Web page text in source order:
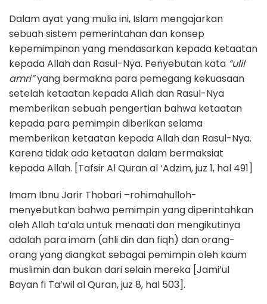
Dalam ayat yang mulia ini, Islam mengajarkan
sebuah sistem pemerintahan dan konsep
kepemimpinan yang mendasarkan kepada ketaatan
kepada Allah dan Rasul-Nya. Penyebutan kata “ulil
amri”yang bermakna para pemegang kekuasaan
setelah ketaatan kepada Allah dan Rasul-Nya
memberikan sebuah pengertian bahwa ketaatan
kepada para pemimpin diberikan selama
memberikan ketaatan kepada Allah dan Rasul-Nya.
Karena tidak ada ketaatan dalam bermaksiat
kepada Allah. [Tafsir Al Quran al ‘Adzim, juz 1, hal 491]
Imam Ibnu Jarir Thobari –rohimahulloh-
menyebutkan bahwa pemimpin yang diperintahkan
oleh Allah ta’ala untuk menaati dan mengikutinya
adalah para imam (ahli din dan fiqh) dan orang-
orang yang diangkat sebagai pemimpin oleh kaum
muslimin dan bukan dari selain mereka [Jami’ul
Bayan fi Ta’wil al Quran, juz 8, hal 503].